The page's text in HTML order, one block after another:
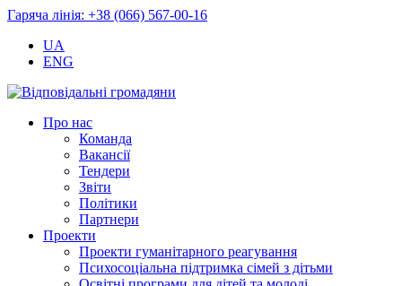
Гаряча лінія: +38 (066) 567-00-16
UA
ENG
Про нас
Команда
Вакансії
Тендери
Звіти
Політики
Партнери
Проекти
Проекти гуманітарного реагування
Психосоціальна підтримка сімей з дітьми